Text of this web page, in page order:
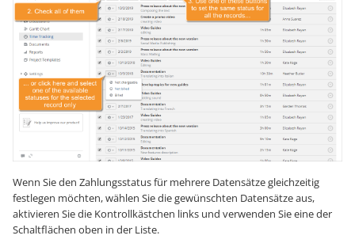
Wenn Sie den Zahlungsstatus für mehrere Datensätze gleichzeitig
festlegen möchten, wählen Sie die gewünschten Datensätze aus,
aktivieren Sie die Kontrollkästchen links und verwenden Sie eine der
Schaltflächen oben in der Liste.